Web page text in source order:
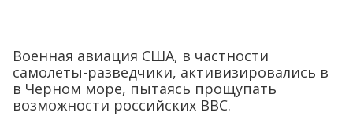
Военная авиация США, в частности
самолеты-разведчики, активизировались в
в Черном море, пытаясь прощупать
возможности российских ВВС.